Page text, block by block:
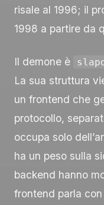
risale al 1996; il
1998 a partire da
Il demone è
La sua struttura
un frontend che
protocollo,
occupa solo
ha un peso sulla
backend hanno
frontend parla